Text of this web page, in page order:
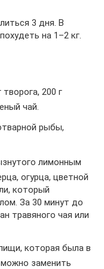
3 дня. В
на 1–2 кг.
200 г
чай.
рыбы,
лимонным
огурца, цветной
который
За 30 минут до
травяного чая или
которая была в
заменить